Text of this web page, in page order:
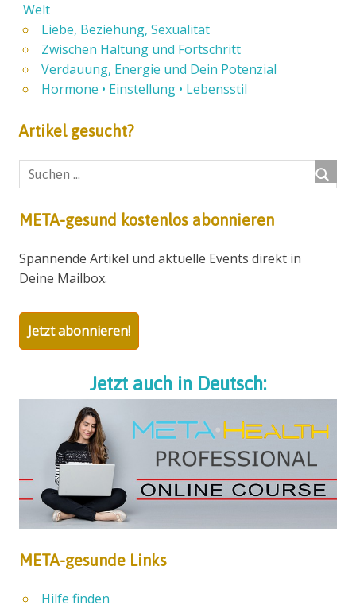
Welt
Liebe, Beziehung, Sexualität
Zwischen Haltung und Fortschritt
Verdauung, Energie und Dein Potenzial
Hormone • Einstellung • Lebensstil
Artikel gesucht?
META-gesund kostenlos abonnieren
Spannende Artikel und aktuelle Events direkt in
Deine Mailbox.
Jetzt abonnieren!
Jetzt auch in Deutsch:
META-gesunde Links
Hilfe finden